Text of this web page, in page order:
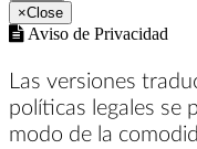
×Close
Aviso de Privacidad
Las versiones
políticas legales se
modo de la